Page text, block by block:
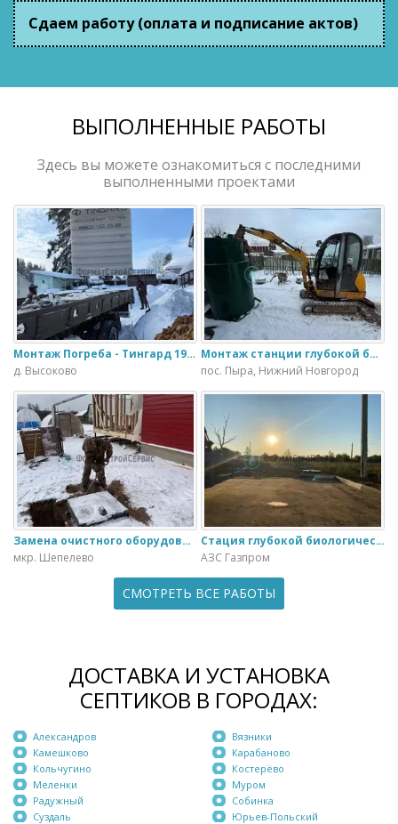
Сдаем работу (оплата и подписание актов)
ВЫПОЛНЕННЫЕ РАБОТЫ
Здесь вы можете ознакомиться с последними
выполненными проектами
Монтаж Погреба - Тингард 1900
д. Высоково
Монтаж станции глубокой биологической очистки ИталБио - 5 с колодцем дренажным для слива воды
пос. Пыра, Нижний Новгород
Замена очистного оборудования Дека - 3 на ЭкоГранд - 6
мкр. Шепелево
Стация глубокой биологической очистки ЕвроЛос- 20
АЗС Газпром
СМОТРЕТЬ ВСЕ РАБОТЫ
ДОСТАВКА И УСТАНОВКА
СЕПТИКОВ В ГОРОДАХ:
Александров
Камешково
Кольчугино
Меленки
Радужный
Суздаль
Вязники
Карабаново
Костерёво
Муром
Собинка
Юрьев-Польский